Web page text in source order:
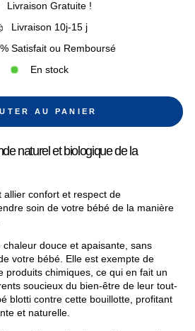
Livraison Gratuite !
Livraison 10j-15 j
Satisfait ou Remboursé
En stock
AU PANIER
naturel et biologique de la
allier confort et respect de
soin de votre bébé de la manière
douce et apaisante, sans
votre bébé. Elle est exempte de
produits chimiques, ce qui en fait un
soucieux du bien-être de leur tout-
blotti contre cette bouillotte, profitant
et naturelle.